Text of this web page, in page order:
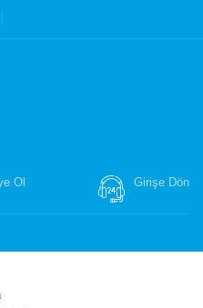
Ol Girişe Dön